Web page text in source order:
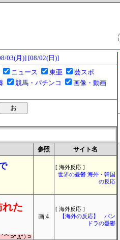
03(月)] [08/02(日)]
ニュース 東亜
芸スポ
競馬・パチンコ
画像・動画
参照 サイト名
[ 海外反応 ]
世界の憂鬱 海外・韓国
の反応
た
画:4
[ 海外反応 ]
【海外の反応】 パン
ドラの憂鬱